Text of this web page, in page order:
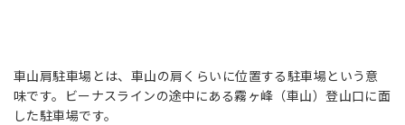
車山肩駐車場とは、車山の肩くらいに位置する駐車場という意
味です。ビーナスラインの途中にある霧ヶ峰（車山）登山口に面
した駐車場です。